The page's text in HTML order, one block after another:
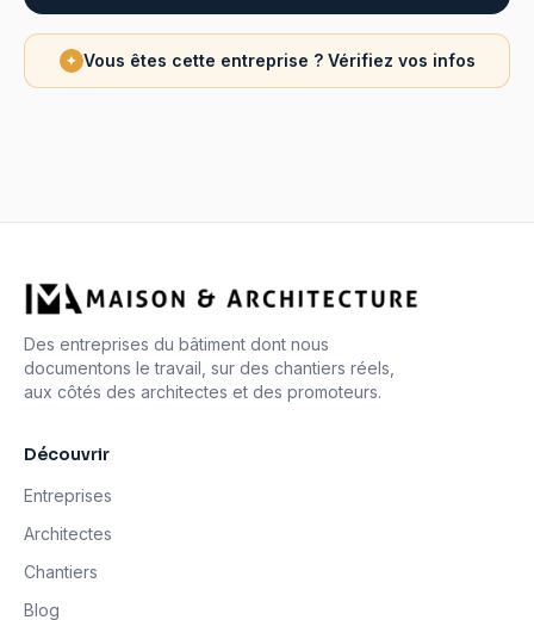
✦ Vous êtes cette entreprise ? Vérifiez vos infos
Des entreprises du bâtiment dont nous
documentons le travail, sur des chantiers réels,
aux côtés des architectes et des promoteurs.
Découvrir
Entreprises
Architectes
Chantiers
Blog